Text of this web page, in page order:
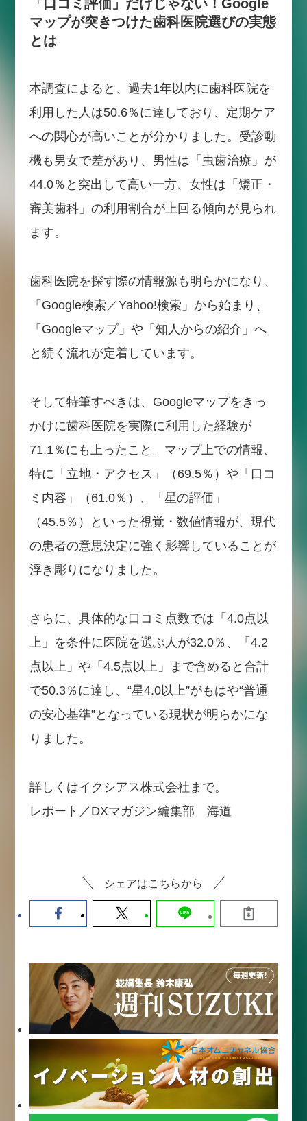
「口コミ評価」だけじゃない！Google
マップが突きつけた歯科医院選びの実態
とは
本調査によると、過去1年以内に歯科医院を
利用した人は50.6％に達しており、定期ケア
への関心が高いことが分かりました。受診動
機も男女で差があり、男性は「虫歯治療」が
44.0％と突出して高い一方、女性は「矯正・
審美歯科」の利用割合が上回る傾向が見られ
ます。
歯科医院を探す際の情報源も明らかになり、
「Google検索／Yahoo!検索」から始まり、
「Googleマップ」や「知人からの紹介」へ
と続く流れが定着しています。
そして特筆すべきは、Googleマップをきっ
かけに歯科医院を実際に利用した経験が
71.1％にも上ったこと。マップ上での情報、
特に「立地・アクセス」（69.5％）や「口コ
ミ内容」（61.0％）、「星の評価」
（45.5％）といった視覚・数値情報が、現代
の患者の意思決定に強く影響していることが
浮き彫りになりました。
さらに、具体的な口コミ点数では「4.0点以
上」を条件に医院を選ぶ人が32.0％、「4.2
点以上」や「4.5点以上」まで含めると合計
で50.3％に達し、“星4.0以上”がもはや“普通
の安心基準”となっている現状が明らかにな
りました。
詳しくはイクシアス株式会社まで。
レポート／DXマガジン編集部 海道
シェアはこちらから